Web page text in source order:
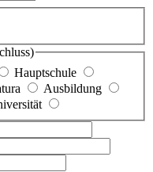
Hauptschule
Ausbildung